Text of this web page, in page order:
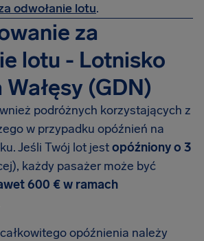
odwołanie lotu.
za
lotu - Lotnisko
(GDN)
podróżnych korzystających z
w przypadku opóźnień na
Jeśli Twój lot jestopóźniony o 3
każdy pasażer może być
600 € w ramach
opóźnienia należy